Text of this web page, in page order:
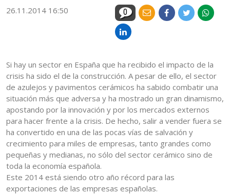
26.11.2014 16:50 0
Si hay un sector en España que ha recibido el impacto de la
crisis ha sido el de la construcción. A pesar de ello, el sector
de azulejos y pavimentos cerámicos ha sabido combatir una
situación más que adversa y ha mostrado un gran dinamismo,
apostando por la innovación y por los mercados externos
para hacer frente a la crisis. De hecho, salir a vender fuera se
ha convertido en una de las pocas vías de salvación y
crecimiento para miles de empresas, tanto grandes como
pequeñas y medianas, no sólo del sector cerámico sino de
toda la economía española.
Este 2014 está siendo otro año récord para las
exportaciones de las empresas españolas.